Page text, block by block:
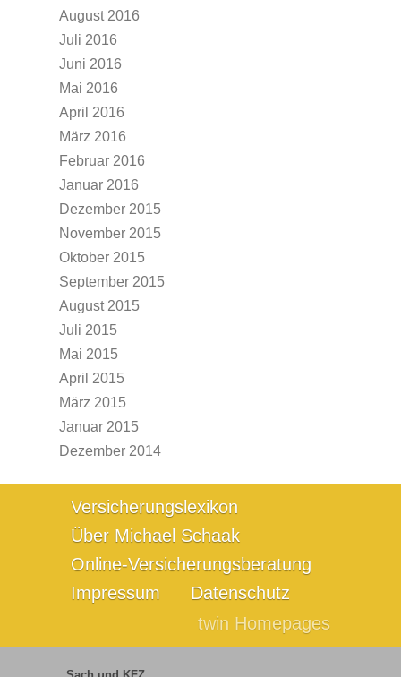
August 2016
Juli 2016
Juni 2016
Mai 2016
April 2016
März 2016
Februar 2016
Januar 2016
Dezember 2015
November 2015
Oktober 2015
September 2015
August 2015
Juli 2015
Mai 2015
April 2015
März 2015
Januar 2015
Dezember 2014
Versicherungslexikon
Über Michael Schaak
Online-Versicherungsberatung
Impressum
Datenschutz
twin Homepages